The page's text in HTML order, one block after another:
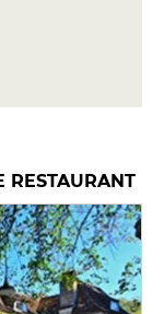
Riz
et
RESTAURANT